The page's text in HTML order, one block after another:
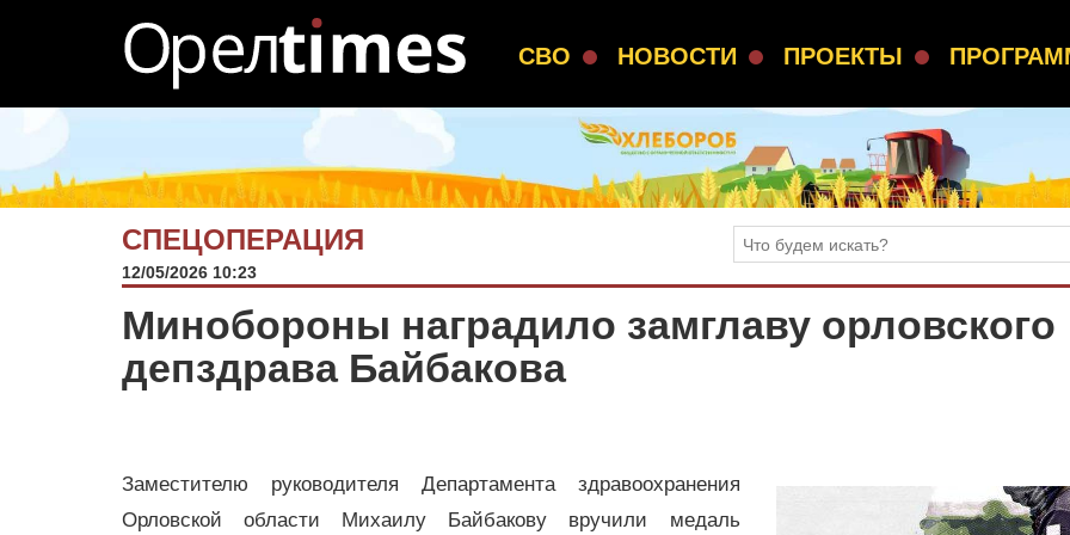
СВО НОВОСТИ ПРОЕКТЫ
СПЕЦОПЕРАЦИЯ
12/05/2026 10:23
Минобороны наградило замглаву орловского
депздрава Байбакова
Заместителю руководителя Департамента здравоохранения
Орловской области Михаилу Байбакову вручили медаль